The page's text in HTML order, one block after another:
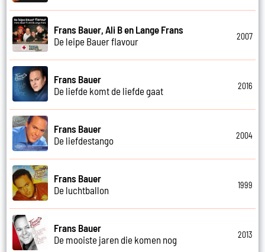
Frans Bauer, Ali B en Lange Frans
De leipe Bauer flavour
2007
Frans Bauer
De liefde komt de liefde gaat
2016
Frans Bauer
De liefdestango
2004
Frans Bauer
De luchtballon
1999
Frans Bauer
De mooiste jaren die komen nog
2013